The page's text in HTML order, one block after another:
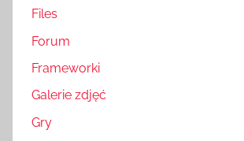
Files
Forum
Frameworki
Galerie zdjęć
Gry